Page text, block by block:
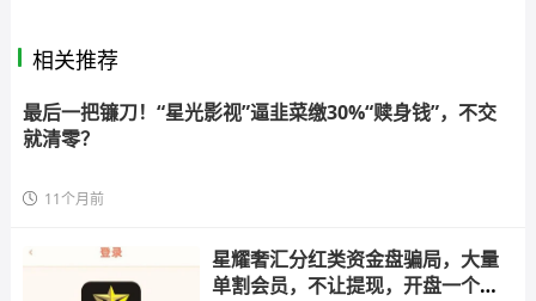
相关推荐
最后一把镰刀！“星光影视”逼韭菜缴30%“赎身钱”，不交
就清零？
11个月前
星耀奢汇分红类资金盘骗局，大量
单割会员，不让提现，开盘一个多